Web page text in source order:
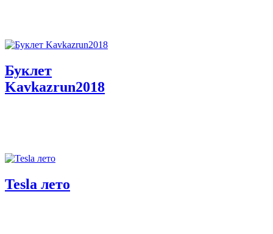
Буклет
Kavkazrun2018
Tesla лето